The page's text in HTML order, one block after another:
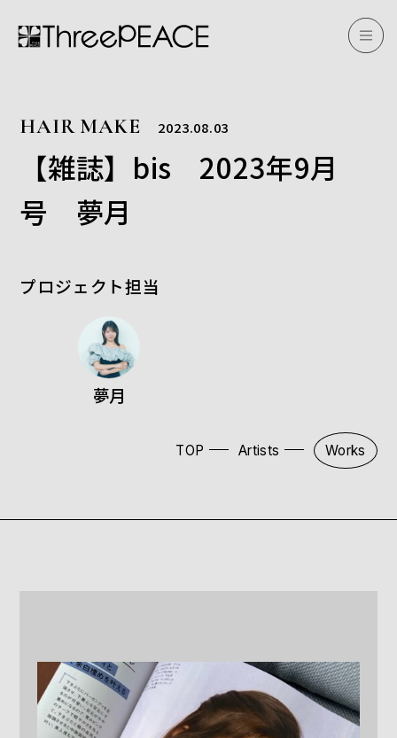
HAIR MAKE 2023.08.03
【雑誌】bis 2023年9月
号 夢月
プロジェクト担当
夢月
TOP Artists Works